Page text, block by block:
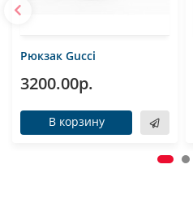
Рюкзак Gucci
3200.00р.
В корзину